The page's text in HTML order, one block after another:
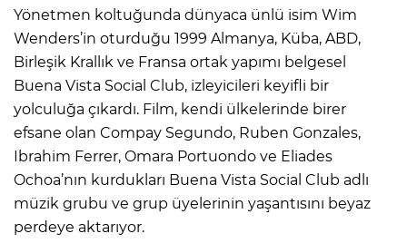
Yönetmen koltuğunda dünyaca ünlü isim Wim
Wenders’in oturduğu 1999 Almanya, Küba, ABD,
Birleşik Krallık ve Fransa ortak yapımı belgesel
Buena Vista Social Club, izleyicileri keyifli bir
yolculuğa çıkardı. Film, kendi ülkelerinde birer
efsane olan Compay Segundo, Ruben Gonzales,
Ibrahim Ferrer, Omara Portuondo ve Eliades
Ochoa’nın kurdukları Buena Vista Social Club adlı
müzik grubu ve grup üyelerinin yaşantısını beyaz
perdeye aktarıyor.